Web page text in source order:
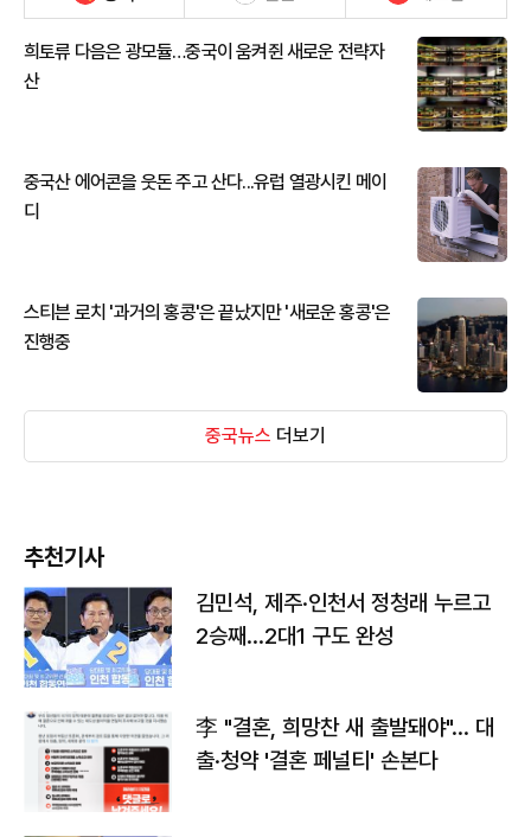
희토류 다음은 광모듈…중국이 움켜쥔 새로운 전략자
산
중국산 에어콘을 웃돈 주고 산다...유럽 열광시킨 메이
디
스티븐 로치 '과거의 홍콩'은 끝났지만 '새로운 홍콩'은
진행중
중국뉴스 더보기
추천기사
김민석, 제주·인천서 정청래 누르고
2승째…2대1 구도 완성
李 "결혼, 희망찬 새 출발돼야"… 대
출·청약 '결혼 페널티' 손본다